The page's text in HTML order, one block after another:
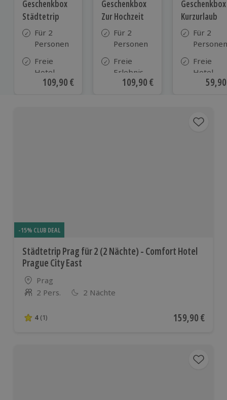
Geschenkbox
Städtetrip
Für 2
Personen
Freie
Hotel-
Auswahl
Aktueller Preis
109,90 €
Geschenkbox
Zur Hochzeit
Für 2
Personen
Freie
Erlebnis-
Auswahl
Aktueller Preis
109,90 €
Geschenkbox
Kurzurlaub
Für 2
Personen
Freie
Hotel-
Auswahl
-15% CLUB DEAL
Städtetrip Prag für 2 (2 Nächte) - Comfort Hotel
Prague City East
Standort
Prag
Anzahl der Teilnehmer
2 Pers. 2 Nächte
4 von 5 Sternen basierend auf 1 Bewertungen
4 (1) Aktueller Preis
159,90 €